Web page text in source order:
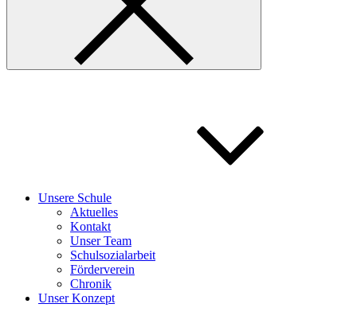
Unsere Schule
Aktuelles
Kontakt
Unser Team
Schulsozialarbeit
Förderverein
Chronik
Unser Konzept